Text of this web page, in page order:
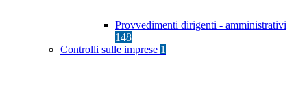
Provvedimenti dirigenti - amministrativi
148
Controlli sulle imprese 1